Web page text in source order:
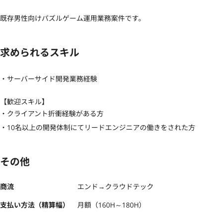
既存男性向けパズルゲーム運用業務案件です。
求められるスキル
・サーバーサイド開発業務経験
【歓迎スキル】
・クライアント折衝経験がある方
・10名以上の開発体制にてリードエンジニアの働きをされた方
その他
商流
エンド→クラウドテック
支払い方法（精算幅）
月額（160H～180H）